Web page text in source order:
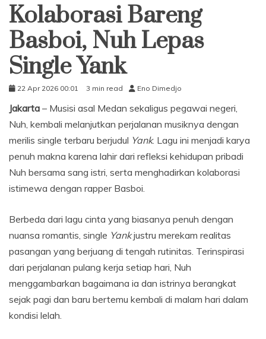
Kolaborasi Bareng
Basboi, Nuh Lepas
Single Yank
22 Apr 2026 00:01 3 min read Eno Dimedjo
Jakarta – Musisi asal Medan sekaligus pegawai negeri,
Nuh, kembali melanjutkan perjalanan musiknya dengan
merilis single terbaru berjudul Yank. Lagu ini menjadi karya
penuh makna karena lahir dari refleksi kehidupan pribadi
Nuh bersama sang istri, serta menghadirkan kolaborasi
istimewa dengan rapper Basboi.
Berbeda dari lagu cinta yang biasanya penuh dengan
nuansa romantis, single Yankjustru merekam realitas
pasangan yang berjuang di tengah rutinitas. Terinspirasi
dari perjalanan pulang kerja setiap hari, Nuh
menggambarkan bagaimana ia dan istrinya berangkat
sejak pagi dan baru bertemu kembali di malam hari dalam
kondisi lelah.